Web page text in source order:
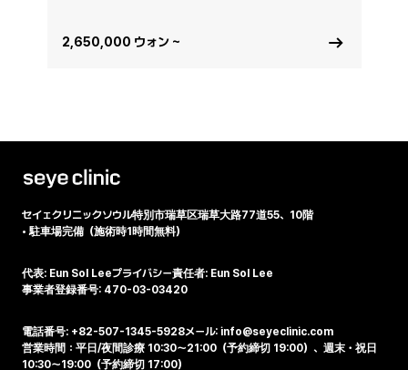
2,650,000 ウォン ~
セイェクリニックソウル特別市瑞草区瑞草大路77道55、10階
•駐車場完備（施術時1時間無料）
代表: Eun Sol Leeプライバシー責任者: Eun Sol Lee
事業者登録番号: 470-03-03420
電話番号: +82-507-1345-5928メール: info@seyeclinic.com
営業時間：平日/夜間診療 10:30～21:00（予約締切 19:00）、週末・祝日
10:30～19:00（予約締切 17:00）